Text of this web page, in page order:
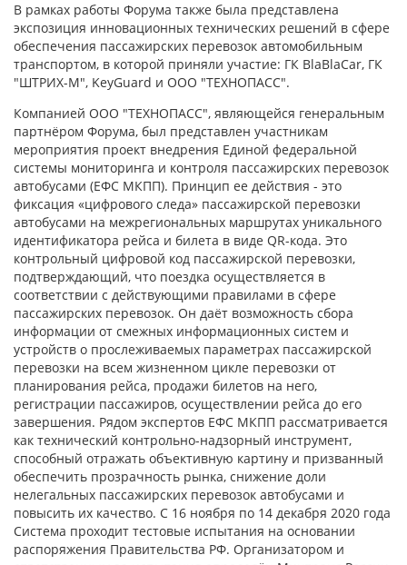
В рамках работы Форума также была представлена
экспозиция инновационных технических решений в сфере
обеспечения пассажирских перевозок автомобильным
транспортом, в которой приняли участие: ГК BlaBlaCar, ГК
"ШТРИХ-М", KeyGuard и ООО "ТЕХНОПАСС".
Компанией ООО "ТЕХНОПАСС", являющейся генеральным
партнёром Форума, был представлен участникам
мероприятия проект внедрения Единой федеральной
системы мониторинга и контроля пассажирских перевозок
автобусами (ЕФС МКПП). Принцип ее действия - это
фиксация «цифрового следа» пассажирской перевозки
автобусами на межрегиональных маршрутах уникального
идентификатора рейса и билета в виде QR-кода. Это
контрольный цифровой код пассажирской перевозки,
подтверждающий, что поездка осуществляется в
соответствии с действующими правилами в сфере
пассажирских перевозок. Он даёт возможность сбора
информации от смежных информационных систем и
устройств о прослеживаемых параметрах пассажирской
перевозки на всем жизненном цикле перевозки от
планирования рейса, продажи билетов на него,
регистрации пассажиров, осуществлении рейса до его
завершения. Рядом экспертов ЕФС МКПП рассматривается
как технический контрольно-надзорный инструмент,
способный отражать объективную картину и призванный
обеспечить прозрачность рынка, снижение доли
нелегальных пассажирских перевозок автобусами и
повысить их качество. С 16 ноября по 14 декабря 2020 года
Система проходит тестовые испытания на основании
распоряжения Правительства РФ. Организатором и